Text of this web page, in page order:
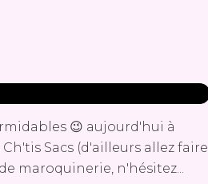
😉 aujourd'hui à
Sacs (d'ailleurs allez faire
maroquinerie, n'hésitez...